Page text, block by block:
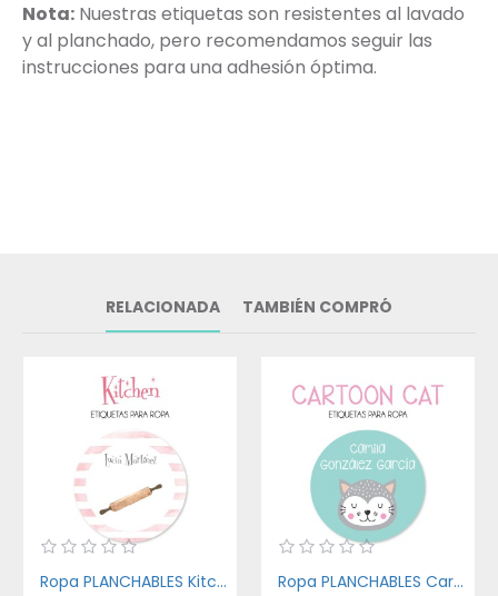
Nota: Nuestras etiquetas son resistentes al lavado
y al planchado, pero recomendamos seguir las
instrucciones para una adhesión óptima.
RELACIONADA TAMBIÉN COMPRÓ
Ropa PLANCHABLES Kitchen Ropa PLANCHABLES Cartoon Cat